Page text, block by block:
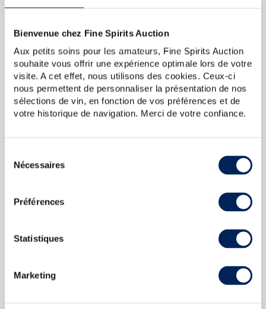
Bienvenue chez Fine Spirits Auction
Aux petits soins pour les amateurs, Fine Spirits Auction
souhaite vous offrir une expérience optimale lors de votre
visite. A cet effet, nous utilisons des cookies. Ceux-ci
nous permettent de personnaliser la présentation de nos
sélections de vin, en fonction de vos préférences et de
votre historique de navigation. Merci de votre confiance.
Nécessaires
Préférences
Statistiques
Marketing
profite pour changer son flacon.
A PROPOS DE LA CUVÉE
Springbank distillé en 1997 et embouteillé brut de fût en
2009 après 11 ans de vieillissement en fût de Madère. La
gamme Wood Expressions propose des embouteillages des
trois marques de la distillerie : Springbank, Longrow et
Hazelburn, dans des maturations parfois originales comme
les fûts de Porto, de Madère, de rhum ou de Barolo pour ne
Springbank 1974 Of. Single Cask 153 2000 Release
Springbank
Springbank 16 years 1992 Berry
Bros Rudd Peated
Springbank 16 years 1996 The Stillman Sherry
bottled 2012 Expressions
CARACTÉRISTIQUES DU DOMAINE & DE LA CUVÉE